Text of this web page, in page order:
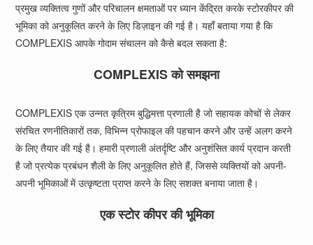
प्रमुख व्यक्तित्व गुणों और परिचालन क्षमताओं पर ध्यान केंद्रित करके स्टोरकीपर की
भूमिका को अनुकूलित करने के लिए डिज़ाइन की गई है। यहाँ बताया गया है कि
COMPLEXIS आपके गोदाम संचालन को कैसे बदल सकता है:
COMPLEXIS को समझना
COMPLEXIS एक उन्नत कृत्रिम बुद्धिमत्ता प्रणाली है जो सहायक कोचों से लेकर
संरचित रणनीतिकारों तक, विभिन्न प्रोफाइल की पहचान करने और उन्हें अलग करने
के लिए तैयार की गई है। हमारी प्रणाली अंतर्दृष्टि और अनुशंसित कार्य प्रदान करती
है जो प्रत्येक प्रबंधन शैली के लिए अनुकूलित होते हैं, जिससे व्यक्तियों को अपनी-
अपनी भूमिकाओं में उत्कृष्टता प्राप्त करने के लिए सशक्त बनाया जाता है।
एक स्टोर कीपर की भूमिका